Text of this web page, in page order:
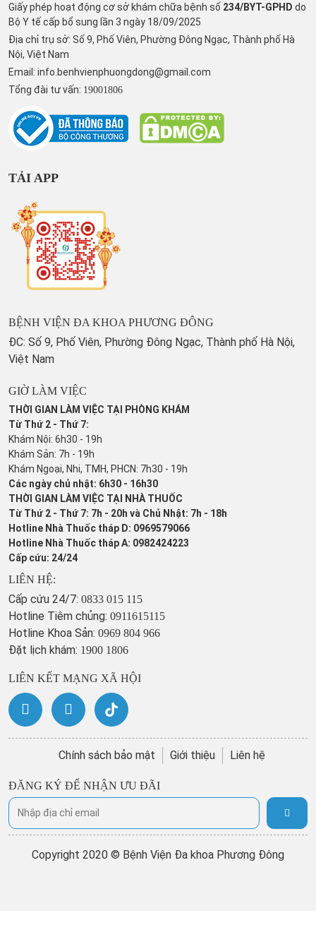
Giấy phép hoạt động cơ sở khám chữa bệnh số 234/BYT-GPHD do
Bộ Y tế cấp bổ sung lần 3 ngày 18/09/2025
Địa chỉ trụ sở: Số 9, Phố Viên, Phường Đông Ngạc, Thành phố Hà
Nội, Việt Nam
Email: info.benhvienphuongdong@gmail.com
Tổng đài tư vấn: 19001806
TẢI APP
BỆNH VIỆN ĐA KHOA PHƯƠNG ĐÔNG
ĐC: Số 9, Phố Viên, Phường Đông Ngạc, Thành phố Hà Nội,
Việt Nam
GIỜ LÀM VIỆC
THỜI GIAN LÀM VIỆC TẠI PHÒNG KHÁM
Từ Thứ 2 - Thứ 7:
Khám Nội: 6h30 - 19h
Khám Sản: 7h - 19h
Khám Ngoại, Nhi, TMH, PHCN: 7h30 - 19h
Các ngày chủ nhật: 6h30 - 16h30
THỜI GIAN LÀM VIỆC TẠI NHÀ THUỐC
Từ Thứ 2 - Thứ 7: 7h - 20h và Chủ Nhật: 7h - 18h
Hotline Nhà Thuốc tháp D: 0969579066
Hotline Nhà Thuốc tháp A: 0982424223
Cấp cứu: 24/24
LIÊN HỆ:
Cấp cứu 24/7: 0833 015 115
Hotline Tiêm chủng: 0911615115
Hotline Khoa Sản: 0969 804 966
Đặt lịch khám: 1900 1806
LIÊN KẾT MẠNG XÃ HỘI
Chính sách bảo mật Giới thiệu Liên hệ
ĐĂNG KÝ ĐỂ NHẬN ƯU ĐÃI
Copyright 2020 © Bệnh Viện Đa khoa Phương Đông